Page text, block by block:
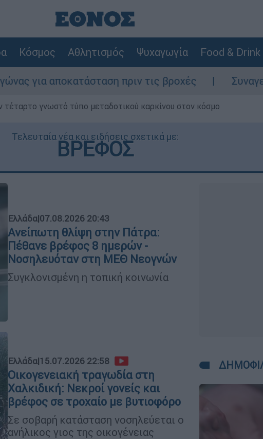
Κόσμος Αθλητισμός Ψυχαγωγία Food & Drink
πριν τις βροχές Συναγερμός στον
τέταρτο γνωστό τύπο μεταδοτικού καρκίνου στον κόσμο
Τελευταία νέα και ειδήσεις σχετικά με:
ΒΡΕΦΟΣ
Ελλάδα|07.08.2026 20:43
Ανείπωτη θλίψη στην Πάτρα:
Πέθανε βρέφος 8 ημερών -
Νοσηλευόταν στη ΜΕΘ Νεογνών
Συγκλονισμένη η τοπική κοινωνία
Ελλάδα|15.07.2026 22:58
Οικογενειακή τραγωδία στη
Χαλκιδική: Νεκροί γονείς και
βρέφος σε τροχαίο με βυτιοφόρο
Σε σοβαρή κατάσταση νοσηλεύεται ο
ανήλικος γιος της οικογένειας